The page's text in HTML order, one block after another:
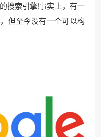
搜索引擎!事实上，有一
但至今没有一个可以构